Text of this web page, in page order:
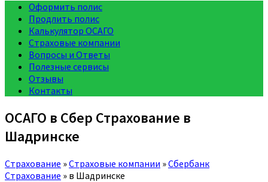
Оформить полис
Продлить полис
Калькулятор ОСАГО
Страховые компании
Вопросы и Ответы
Полезные сервисы
Отзывы
Контакты
ОСАГО в Сбер Страхование в
Шадринске
Страхование »Страховые компании »Сбербанк
Страхование » в Шадринске